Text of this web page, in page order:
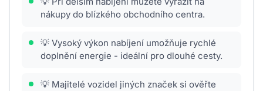
nákupy do blízkého obchodního centra.
💡 Vysoký výkon nabíjení umožňuje rychlé
doplnění energie - ideální pro dlouhé cesty.
💡 Majitelé vozidel jiných značek si ověřte